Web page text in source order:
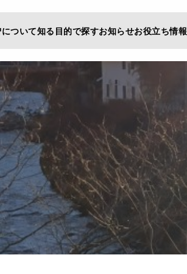
ついて知る 目的で探すお知らせお役立ち情報